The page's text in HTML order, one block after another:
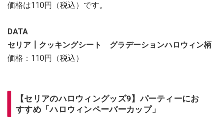
価格は110円（税込）です。
DATA
セリア┃クッキングシート グラデーションハロウィン柄
価格：110円（税込）
【セリアのハロウィングッズ9】パーティーにお
すすめ「ハロウィンペーパーカップ」